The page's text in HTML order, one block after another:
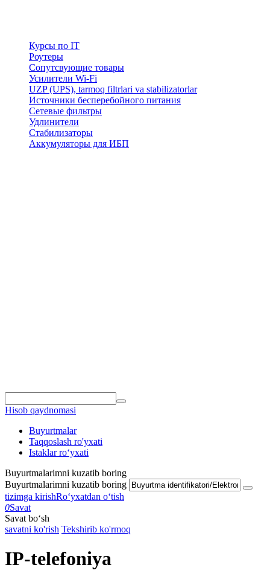
Курсы по IT
Роутеры
Сопутсвующие товары
Усилители Wi-Fi
UZP (UPS), tarmoq filtrlari va stabilizatorlar
Источники бесперебойного питания
Сетевые фильтры
Удлинители
Стабилизаторы
Аккумуляторы для ИБП
Hisob qaydnomasi
Buyurtmalar
Taqqoslash ro'yxati
Istaklar roʻyxati
Buyurtmalarimni kuzatib boring
Buyurtmalarimni kuzatib boring
tizimga kirishRoʻyxatdan oʻtish
0Savat
Savat bo‘sh
savatni ko'rish Tekshirib ko'rmoq
IP-telefoniya